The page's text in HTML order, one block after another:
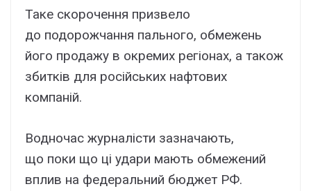
Таке скорочення призвело
до подорожчання пального, обмежень
його продажу в окремих регіонах, а також
збитків для російських нафтових
компаній.
Водночас журналісти зазначають,
що поки що ці удари мають обмежений
вплив на федеральний бюджет РФ.